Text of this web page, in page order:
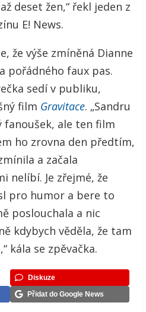
deset žen,“ řekl jeden z
E! News.
že výše zmíněná Dianne
pořádného faux pas.
sedí v publiku,
film Gravitace. „Sandru
fanoušek, ale ten film
ho zrovna den předtím,
a začala
nelíbí. Je zřejmé, že
pro humor a bere to
poslouchala a nic
kdybych věděla, že tam
kála se zpěvačka.
Diskuze
Přidat do Google News